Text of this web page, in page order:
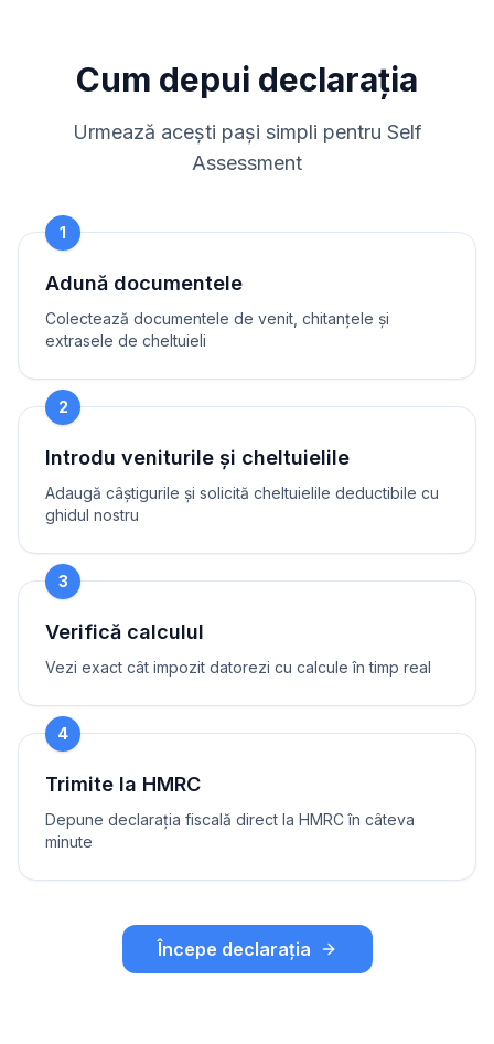
Cum depui declarația
Urmează acești pași simpli pentru Self
Assessment
1
Adună documentele
Colectează documentele de venit, chitanțele și
extrasele de cheltuieli
2
Introdu veniturile și cheltuielile
Adaugă câștigurile și solicită cheltuielile deductibile cu
ghidul nostru
3
Verifică calculul
Vezi exact cât impozit datorezi cu calcule în timp real
4
Trimite la HMRC
Depune declarația fiscală direct la HMRC în câteva
minute
Începe declarația